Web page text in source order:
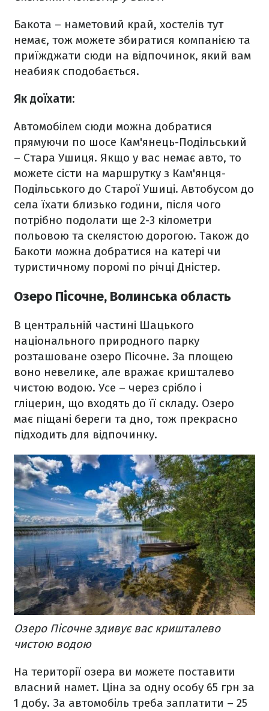
Бакота – наметовий край, хостелів тут
немає, тож можете збиратися компанією та
приїжджати сюди на відпочинок, який вам
неабияк сподобається.
Як доїхати:
Автомобілем сюди можна добратися
прямуючи по шосе Кам'янець-Подільський
– Стара Ушиця. Якщо у вас немає авто, то
можете сісти на маршрутку з Кам'янця-
Подільського до Старої Ушиці. Автобусом до
села їхати близько години, після чого
потрібно подолати ще 2-3 кілометри
польовою та скелястою дорогою. Також до
Бакоти можна добратися на катері чи
туристичному поромі по річці Дністер.
Озеро Пісочне, Волинська область
В центральній частині Шацького
національного природного парку
розташоване озеро Пісочне. За площею
воно невелике, але вражає кришталево
чистою водою. Усе – через срібло і
гліцерин, що входять до її складу. Озеро
має піщані береги та дно, тож прекрасно
підходить для відпочинку.
Озеро Пісочне здивує вас кришталево
чистою водою
На території озера ви можете поставити
власний намет. Ціна за одну особу 65 грн за
1 добу. За автомобіль треба заплатити – 25